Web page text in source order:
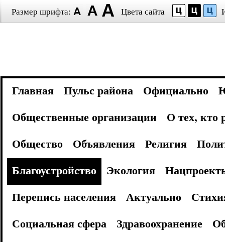
Размер шрифта: Цвета сайта
Главная Пульс района Официально
Общественные организации
О тех, кто
Общество
Объявления Религия
Благоустройство
Экология
Перепись населения
Актуально
Социальная сфера
Здравоохранение